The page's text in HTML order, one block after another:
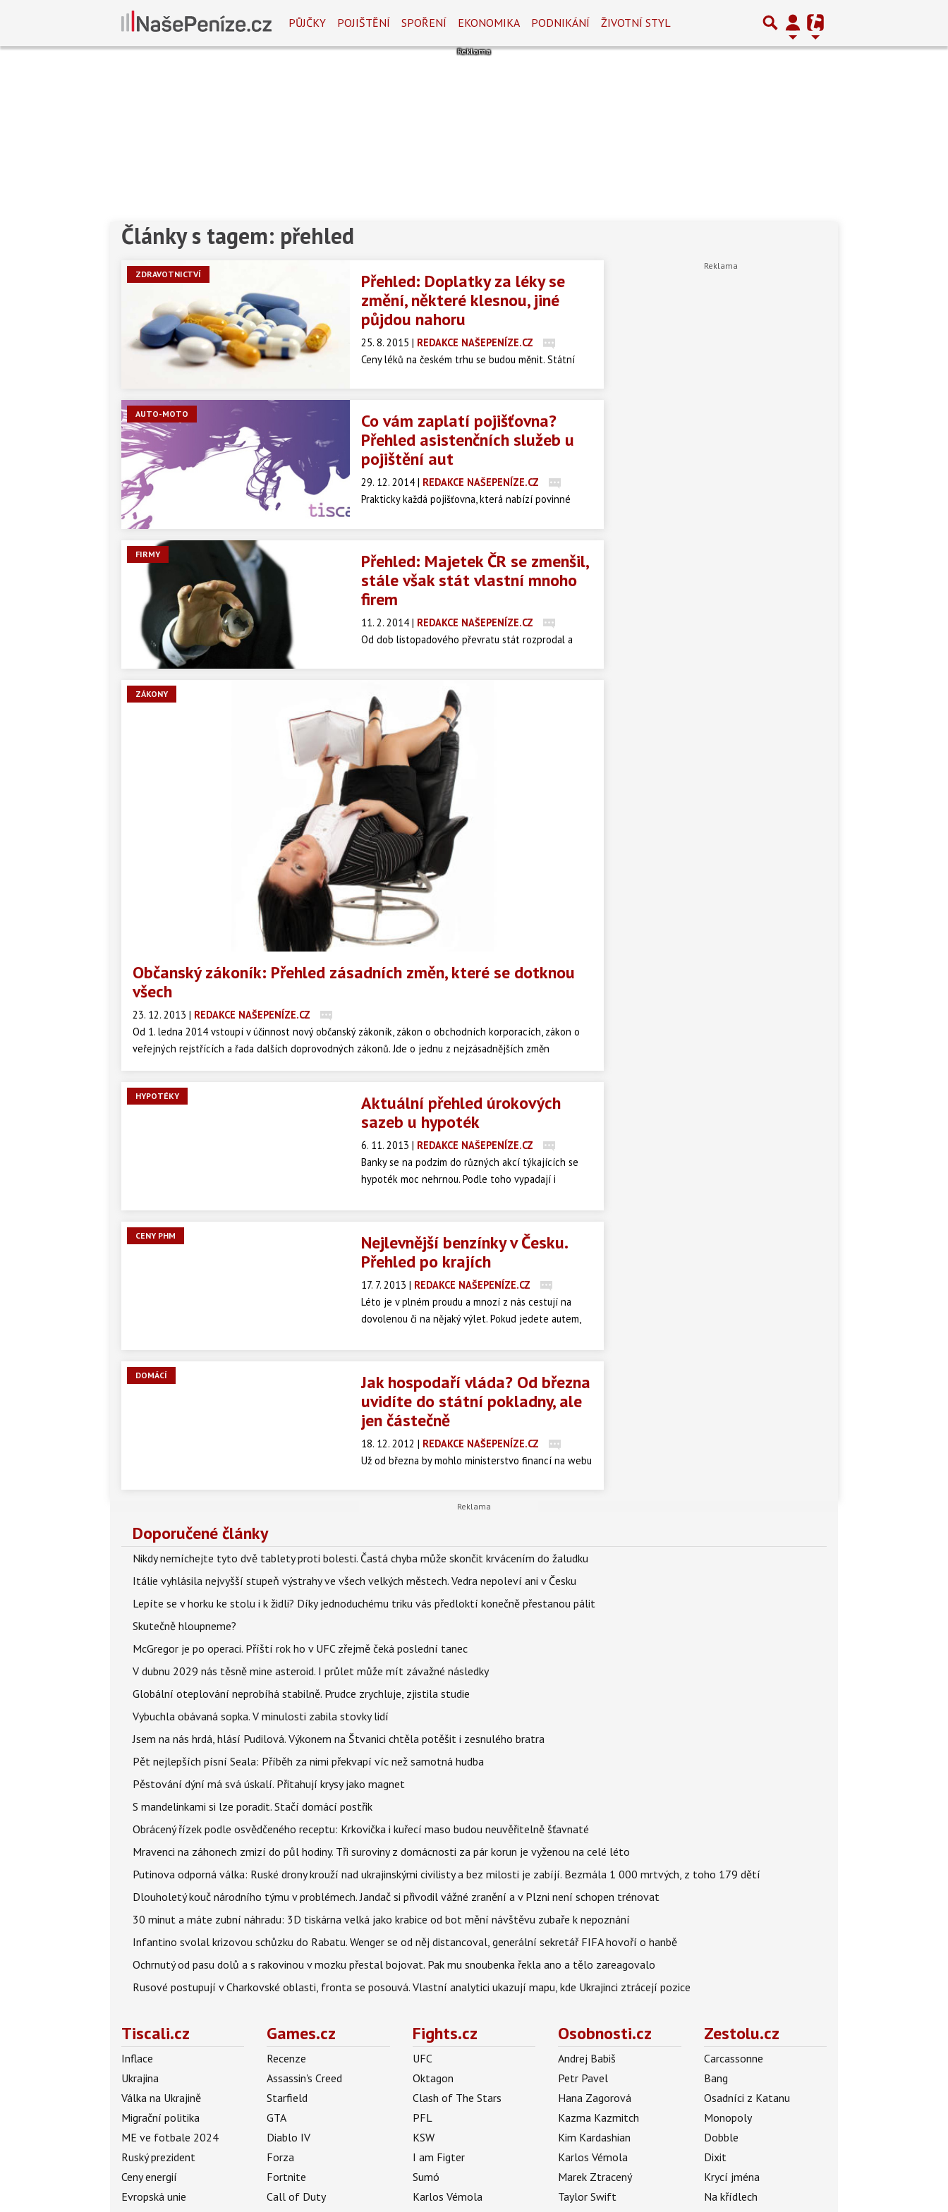
PŮJČKY POJIŠTĚNÍ SPOŘENÍ EKONOMIKA PODNIKÁNÍ ŽIVOTNÍ STYL
Články s tagem: přehled
ZDRAVOTNICTVÍ
Přehled: Doplatky za léky se
změní, některé klesnou, jiné
půjdou nahoru
25. 8. 2015 | REDAKCE NAŠEPENÍZE.CZ
Ceny léků na českém trhu se budou měnit. Státní
tak každý mohl dohledat, zda doplatek na jeho lék
AUTO-MOTO
Co vám zaplatí pojišťovna?
Přehled asistenčních služeb u
pojištění aut
29. 12. 2014 | REDAKCE NAŠEPENÍZE.CZ
Prakticky každá pojišťovna, která nabízí povinné
těmto produktům i nějaký balíček asistenčních
služeb zdarma. Asistenční služby se hodí především v
případě nehody nebo nenadálé poruchy na vozidle.
Podívejte se na přehled služeb několika vybranných
pojišťoven.
FIRMY
Přehled: Majetek ČR se zmenšil,
stále však stát vlastní mnoho
firem
11. 2. 2014 | REDAKCE NAŠEPENÍZE.CZ
Od dob listopadového převratu stát rozprodal a
ještě vlastní podíly?
ZÁKONY
Občanský zákoník: Přehled zásadních změn, které se dotknou
všech
23. 12. 2013 | REDAKCE NAŠEPENÍZE.CZ
Od 1. ledna 2014 vstoupí v účinnost nový občanský zákoník, zákon o obchodních korporacích, zákon o
veřejných rejstřících a řada dalších doprovodných zákonů. Jde o jednu z nejzásadnějších změn
HYPOTÉKY
Aktuální přehled úrokových
sazeb u hypoték
6. 11. 2013 | REDAKCE NAŠEPENÍZE.CZ
Banky se na podzim do různých akcí týkajících se
hypoték moc nehrnou. Podle toho vypadají i
neobjevují. Dvě banky sazby od říjnového srovnání
CENY PHM
Nejlevnější benzínky v Česku.
Přehled po krajích
17. 7. 2013 | REDAKCE NAŠEPENÍZE.CZ
Léto je v plném proudu a mnozí z nás cestují na
dovolenou či na nějaký výlet. Pokud jedete autem,
kterým čerpacím stanicím byste se měli raději
stanic s nejlevnějším a nejdražším naturalem a
naftou.
DOMÁCÍ
Jak hospodaří vláda? Od března
uvidíte do státní pokladny, ale
jen částečně
18. 12. 2012 | REDAKCE NAŠEPENÍZE.CZ
Už od března by mohlo ministerstvo financí na webu
určitým zpožděním z nich půjde zjistit, jak se státu
daří výběr daní či jak v minulém čtvrtletí hospodařilo
Doporučené články
Nikdy nemíchejte tyto dvě tablety proti bolesti. Častá chyba může skončit krvácením do žaludku
Itálie vyhlásila nejvyšší stupeň výstrahy ve všech velkých městech. Vedra nepoleví ani v Česku
Lepíte se v horku ke stolu i k židli? Díky jednoduchému triku vás předloktí konečně přestanou pálit
Skutečně hloupneme?
McGregor je po operaci. Příští rok ho v UFC zřejmě čeká poslední tanec
V dubnu 2029 nás těsně mine asteroid. I průlet může mít závažné následky
Globální oteplování neprobíhá stabilně. Prudce zrychluje, zjistila studie
Vybuchla obávaná sopka. V minulosti zabila stovky lidí
Jsem na nás hrdá, hlásí Pudilová. Výkonem na Štvanici chtěla potěšit i zesnulého bratra
Pět nejlepších písní Seala: Příběh za nimi překvapí víc než samotná hudba
Pěstování dýní má svá úskalí. Přitahují krysy jako magnet
S mandelinkami si lze poradit. Stačí domácí postřik
Obrácený řízek podle osvědčeného receptu: Krkovička i kuřecí maso budou neuvěřitelně šťavnaté
Mravenci na záhonech zmizí do půl hodiny. Tři suroviny z domácnosti za pár korun je vyženou na celé léto
Putinova odporná válka: Ruské drony krouží nad ukrajinskými civilisty a bez milosti je zabíjí. Bezmála 1 000 mrtvých, z toho 179 dětí
Dlouholetý kouč národního týmu v problémech. Jandač si přivodil vážné zranění a v Plzni není schopen trénovat
30 minut a máte zubní náhradu: 3D tiskárna velká jako krabice od bot mění návštěvu zubaře k nepoznání
Infantino svolal krizovou schůzku do Rabatu. Wenger se od něj distancoval, generální sekretář FIFA hovoří o hanbě
Ochrnutý od pasu dolů a s rakovinou v mozku přestal bojovat. Pak mu snoubenka řekla ano a tělo zareagovalo
Rusové postupují v Charkovské oblasti, fronta se posouvá. Vlastní analytici ukazují mapu, kde Ukrajinci ztrácejí pozice
Tiscali.cz
Inflace
Ukrajina
Válka na Ukrajině
Migrační politika
ME ve fotbale 2024
Ruský prezident
Ceny energií
Evropská unie
Games.cz
Recenze
Assassin's Creed
Starfield
GTA
Diablo IV
Forza
Fortnite
Call of Duty
Fights.cz
UFC
Oktagon
Clash of The Stars
PFL
KSW
I am Figter
Sumó
Karlos Vémola
Osobnosti.cz
Andrej Babiš
Petr Pavel
Hana Zagorová
Kazma Kazmitch
Kim Kardashian
Karlos Vémola
Marek Ztracený
Taylor Swift
Zestolu.cz
Carcassonne
Bang
Osadníci z Katanu
Monopoly
Dobble
Dixit
Krycí jména
Na křídlech